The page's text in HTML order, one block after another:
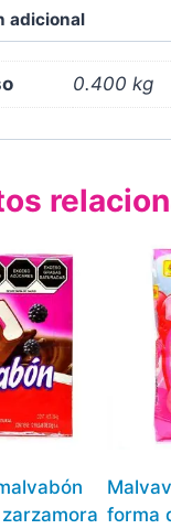
adicional
0.400 kg
forma